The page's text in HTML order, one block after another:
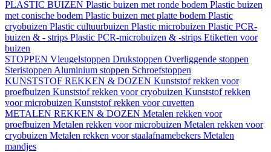
PLASTIC BUIZEN Plastic buizen met ronde bodem Plastic buizen
met conische bodem Plastic buizen met platte bodem Plastic
cryobuizen Plastic cultuurbuizen Plastic microbuizen Plastic PCR-
buizen & - strips Plastic PCR-microbuizen & -strips Etiketten voor
buizen
STOPPEN Vleugelstoppen Drukstoppen Overliggende stoppen
Steristoppen Aluminium stoppen Schroefstoppen
KUNSTSTOF REKKEN & DOZEN Kunststof rekken voor
proefbuizen Kunststof rekken voor cryobuizen Kunststof rekken
voor microbuizen Kunststof rekken voor cuvetten
METALEN REKKEN & DOZEN Metalen rekken voor
proefbuizen Metalen rekken voor microbuizen Metalen rekken voor
cryobuizen Metalen rekken voor staalafnamebekers Metalen
mandjes